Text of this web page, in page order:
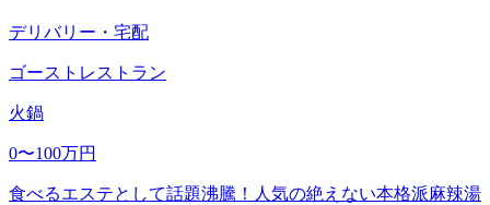
デリバリー・宅配
ゴーストレストラン
火鍋
0〜100万円
食べるエステとして話題沸騰！人気の絶えない本格派麻辣湯